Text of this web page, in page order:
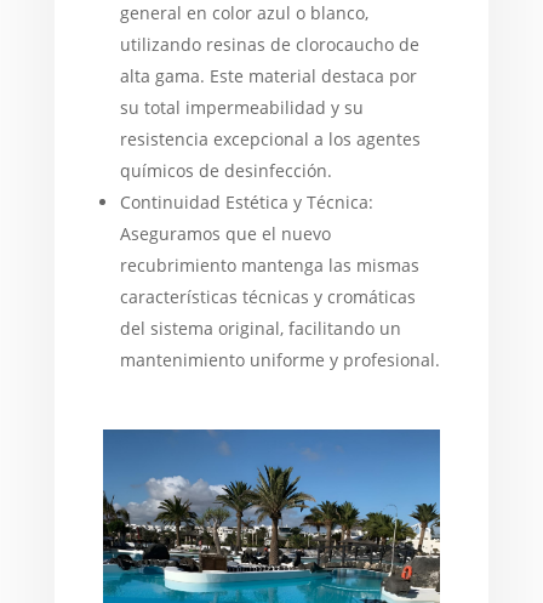
general en color azul o blanco,
utilizando resinas de clorocaucho de
alta gama. Este material destaca por
su total impermeabilidad y su
resistencia excepcional a los agentes
químicos de desinfección.
Continuidad Estética y Técnica:
Aseguramos que el nuevo
recubrimiento mantenga las mismas
características técnicas y cromáticas
del sistema original, facilitando un
mantenimiento uniforme y profesional.